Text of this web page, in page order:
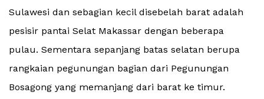
Sulawesi dan sebagian kecil disebelah barat adalah
pesisir pantai Selat Makassar dengan beberapa
pulau. Sementara sepanjang batas selatan berupa
rangkaian pegunungan bagian dari Pegunungan
Bosagong yang memanjang dari barat ke timur.